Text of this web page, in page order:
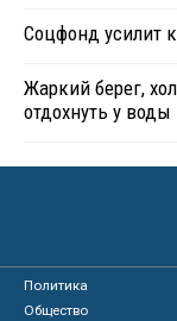
Соцфонд усилит
Жаркий берег,
отдохнуть у воды
Политика
Общество